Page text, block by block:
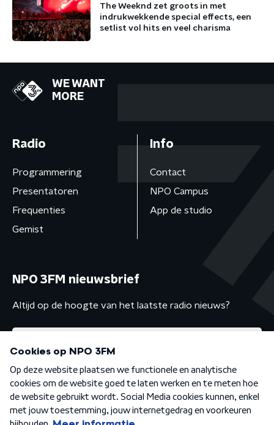
The Weeknd zet groots in met
indrukwekkende special effects, een
setlist vol hits en veel charisma
WE WANT
MORE
Radio
Programmering
Presentatoren
Frequenties
Gemist
Info
Contact
NPO Campus
App de studio
NPO 3FM nieuwsbrief
Altijd op de hoogte van het laatste radio nieuws?
Algemene voorwaarden Privacybeleid